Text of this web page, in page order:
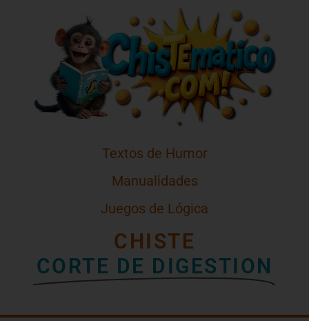
Textos de Humor
Manualidades
Juegos de Lógica
CHISTE
CORTE DE DIGESTION